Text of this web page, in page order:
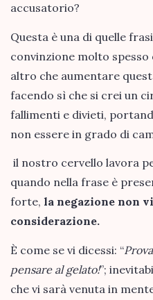
accusatorio?
Questa è una di quelle
convinzione molto
altro che aumentare
facendo sì che si crei un
fallimenti e divieti,
non essere in grado di
il nostro cervello lavora
quando nella frase è
forte, la negazione non
considerazione.
È come se vi dicessi: “
pensare al gelato!”;
che vi sarà venuta in